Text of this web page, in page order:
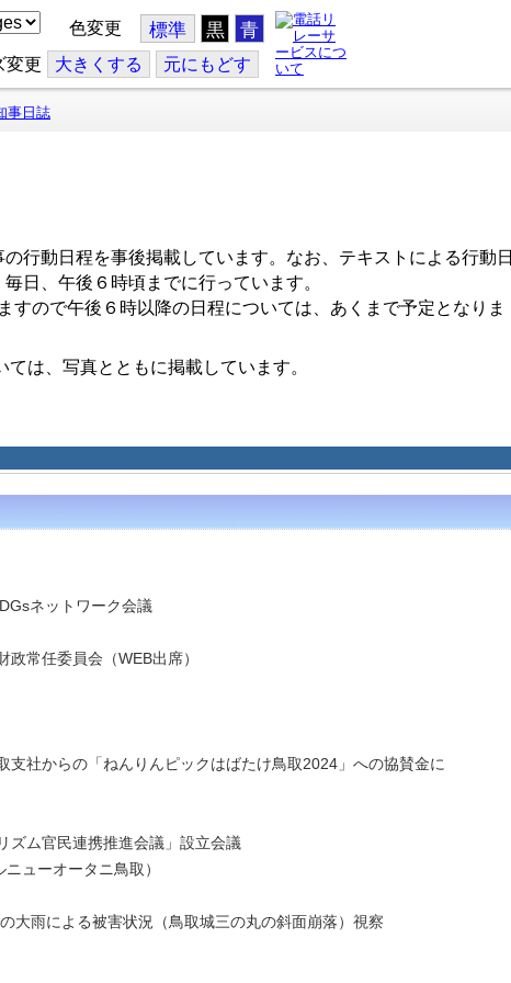
色変更 標準 黒 青
変更 大きくする 元にもどす
事日誌
行動日程を事後掲載しています。なお、テキストによる行動日
日、午後６時頃までに行っています。
すので午後６時以降の日程については、あくまで予定となりま
は、写真とともに掲載しています。
ネットワーク会議
常任委員会（WEB出席）
社からの「ねんりんピックはばたけ鳥取2024」への協賛金に
ム官民連携推進会議」設立会議
オータニ鳥取）
雨による被害状況（鳥取城三の丸の斜面崩落）視察